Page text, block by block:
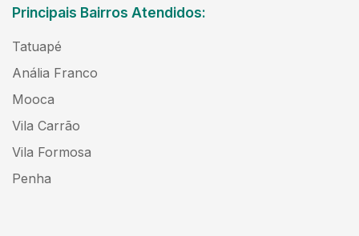
Principais Bairros Atendidos:
Tatuapé
Anália Franco
Mooca
Vila Carrão
Vila Formosa
Penha